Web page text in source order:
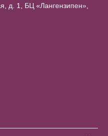
д. 1, БЦ «Лангензипен»,